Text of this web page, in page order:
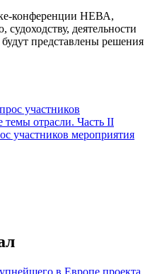
конференции НЕВА,
деятельности
представлены решения
участников мероприятия